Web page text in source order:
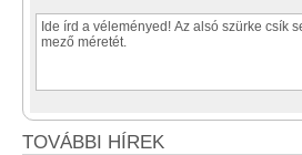
TOVÁBBI HÍREK